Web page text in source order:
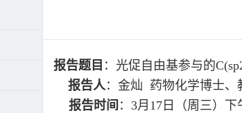
报告题目 ：光促自由基参与的
报告人：金灿 药物化学博士、
报告时间 ：3月 17 日（周 三） 下